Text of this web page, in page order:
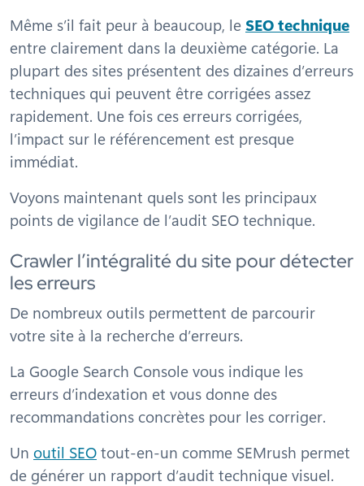
Même s’il fait peur à beaucoup, leSEO technique
entre clairement dans la deuxième catégorie. La
plupart des sites présentent des dizaines d’erreurs
techniques qui peuvent être corrigées assez
rapidement. Une fois ces erreurs corrigées,
l’impact sur le référencement est presque
immédiat.
Voyons maintenant quels sont les principaux
points de vigilance de l’audit SEO technique.
Crawler l’intégralité du site pour détecter
les erreurs
De nombreux outils permettent de parcourir
votre site à la recherche d’erreurs.
La Google Search Console vous indique les
erreurs d’indexation et vous donne des
recommandations concrètes pour les corriger.
Un outil SEOtout-en-un comme SEMrush permet
de générer un rapport d’audit technique visuel.